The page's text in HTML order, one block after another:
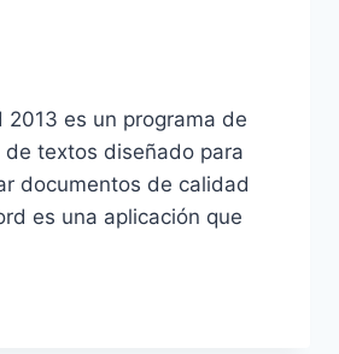
2013 es un programa de
de textos diseñado para
documentos de calidad
es una aplicación que